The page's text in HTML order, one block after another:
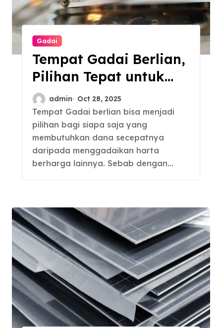
Gadai
Tempat Gadai Berlian,
Pilihan Tepat untuk
Kebutuhan Dana
Darurat
admin Oct 28, 2025
Tempat Gadai berlian bisa menjadi
pilihan bagi siapa saja yang
membutuhkan dana secepatnya
daripada menggadaikan harta
berharga lainnya. Sebab dengan…